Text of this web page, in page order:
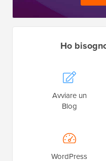
Ho
Avviare un
Blog
WordPress